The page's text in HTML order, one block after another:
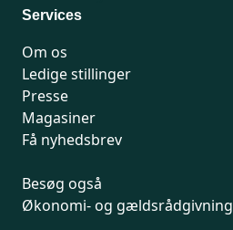
Services
Om os
Ledige stillinger
Presse
Magasiner
Få nyhedsbrev
Besøg også
Økonomi- og gældsrådgivning